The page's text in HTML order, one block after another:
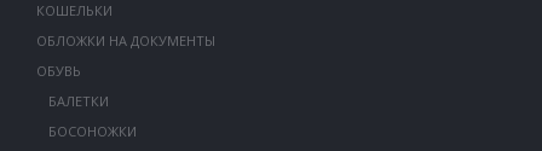
КОШЕЛЬКИ
ОБЛОЖКИ НА ДОКУМЕНТЫ
ОБУВЬ
БАЛЕТКИ
БОСОНОЖКИ